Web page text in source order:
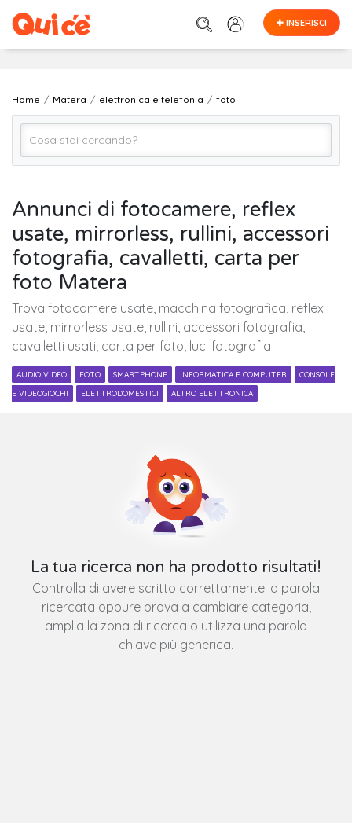
INSERISCI
Home Matera elettronica e telefonia foto
Matera
Annunci di fotocamere, reflex
usate, mirrorless, rullini, accessori
fotografia, cavalletti, carta per
foto Matera
Trova fotocamere usate, macchina fotografica, reflex
usate, mirrorless usate, rullini, accessori fotografia,
cavalletti usati, carta per foto, luci fotografia
AUDIO VIDEO FOTO SMARTPHONE INFORMATICA E COMPUTER
CONSOLE
E VIDEOGIOCHI
ELETTRODOMESTICI ALTRO ELETTRONICA
La tua ricerca non ha prodotto risultati!
Controlla di avere scritto correttamente la parola
ricercata oppure prova a cambiare categoria,
amplia la zona di ricerca o utilizza una parola
chiave più generica.